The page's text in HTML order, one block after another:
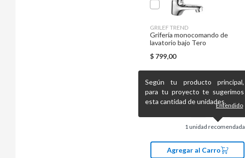
GRILEF TREND
Grifería monocomando de
lavatorio bajo Tero
$ 799,00
1unidad recomendada
Según tu producto principal,
para tu proyecto te sugerimos
esta cantidad de unidades.Entendido
Agregar al Carro